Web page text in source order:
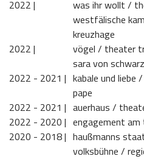
2022 |
was ihr wollt /
westfälische
kreuzhage
2022 |
vögel / theater
sara von
2022 - 2021 | kabale und
pape
2022 - 2021 | auerhaus /
2022 - 2020 | engagement
2020 - 2018 | haußmanns
volksbühne /